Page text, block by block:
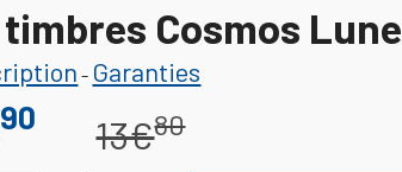
Cosmos Lune
- Garanties
90 13€80